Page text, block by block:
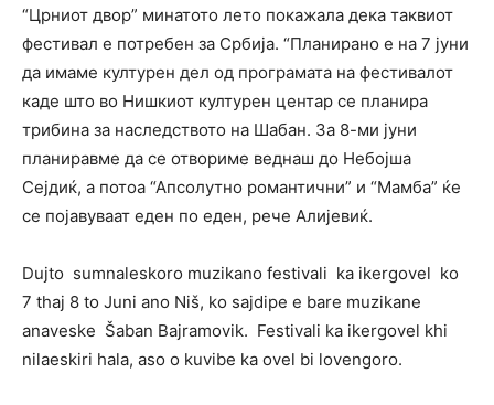
“Црниот двор” минатото лето покажала дека таквиот
фестивал е потребен за Србија. “Планирано е на 7 јуни
да имаме културен дел од програмата на фестивалот
каде што во Нишкиот културен центар се планира
трибина за наследството на Шабан. За 8-ми јуни
планиравме да се отвориме веднаш до Небојша
Сејдиќ, а потоа “Апсолутно романтични” и “Мамба” ќе
се појавуваат еден по еден, рече Алијевиќ.
Dujto sumnaleskoro muzikano festivali ka ikergovel ko
7 thaj 8 to Juni ano Niš, ko sajdipe e bare muzikane
anaveske Šaban Bajramovik. Festivali ka ikergovel khi
nilaeskiri hala, aso o kuvibe ka ovel bi lovengoro.